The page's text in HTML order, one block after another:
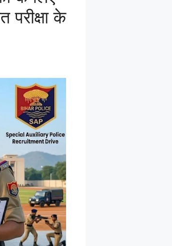
परीक्षा के